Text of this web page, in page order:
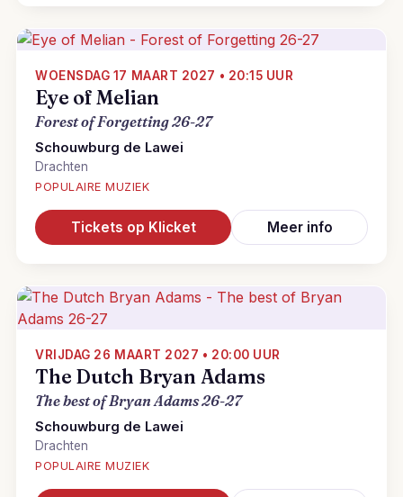
WOENSDAG 17 MAART 2027 • 20:15 UUR
Eye of Melian
Forest of Forgetting 26-27
Schouwburg de Lawei
Drachten
POPULAIRE MUZIEK
Tickets op Klicket Meer info
VRIJDAG 26 MAART 2027 • 20:00 UUR
The Dutch Bryan Adams
The best of Bryan Adams 26-27
Schouwburg de Lawei
Drachten
POPULAIRE MUZIEK